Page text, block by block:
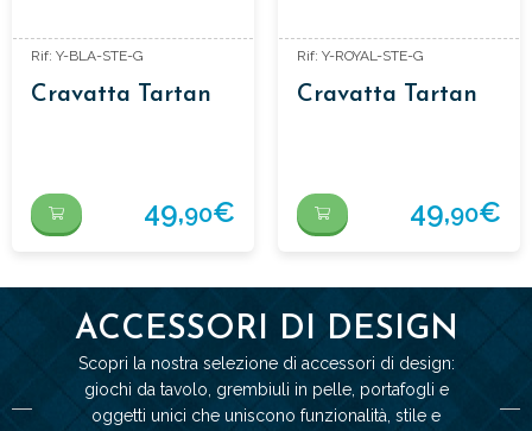
Rif: Y-BLA-STE-G
Cravatta Tartan
49,90€
Rif: Y-ROYAL-STE-G
Cravatta Tartan
49,90€
ACCESSORI DI DESIGN
Scopri la nostra selezione di accessori di design:
giochi da tavolo, grembiuli in pelle, portafogli e
oggetti unici che uniscono funzionalità, stile e